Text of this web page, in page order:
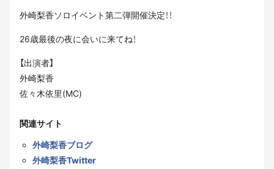
外崎梨香ソロイベント第二弾開催決定！！
26歳最後の夜に会いに来てね！
【出演者】
外崎梨香
佐々木依里(MC)
関連サイト
外崎梨香ブログ
外崎梨香Twitter